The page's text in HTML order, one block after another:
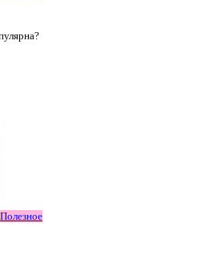
Полезное